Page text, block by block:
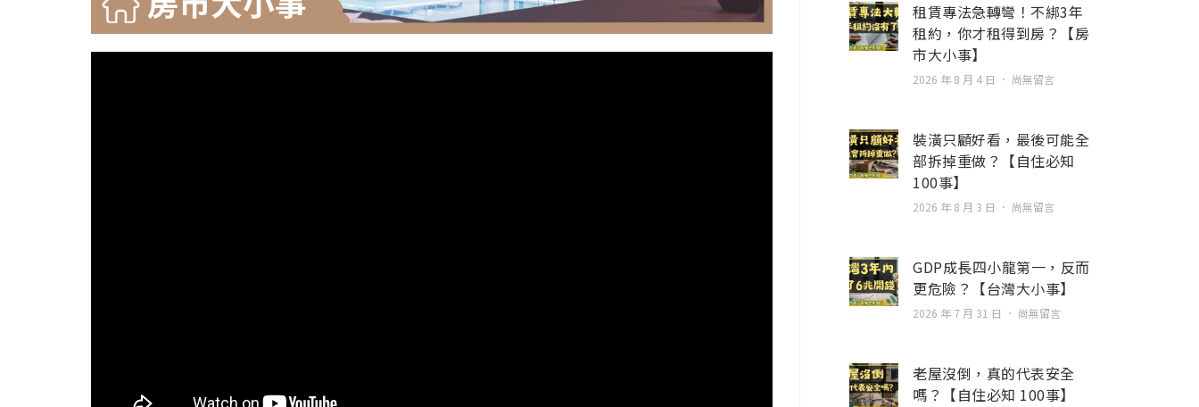
租賃專法急轉彎！不綁3年
租約，你才租得到房？【房
市大小事】
2026 年 8 月 4 日 尚無留言
裝潢只顧好看，最後可能全
部拆掉重做？【自住必知
100事】
2026 年 8 月 3 日 尚無留言
GDP成長四小龍第一，反而
更危險？【台灣大小事】
2026 年 7 月 31 日 尚無留言
老屋沒倒，真的代表安全
嗎？【自住必知 100事】